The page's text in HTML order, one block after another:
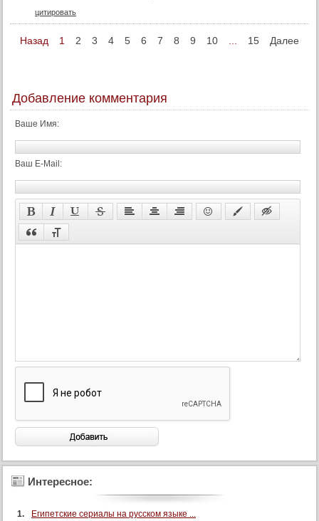
85 серия
90 серия
95 серия
96 серия
103 серия
106 серия
107 серия
108 серия
109 серия
110 серия
цитировать
Назад 1 2 3 4 5 6 7 8 9 10 15 Далее
Добавление комментария
Ваше Имя:
Ваш E-Mail:
Интересное:
Египетские сериалы на русском языке ...